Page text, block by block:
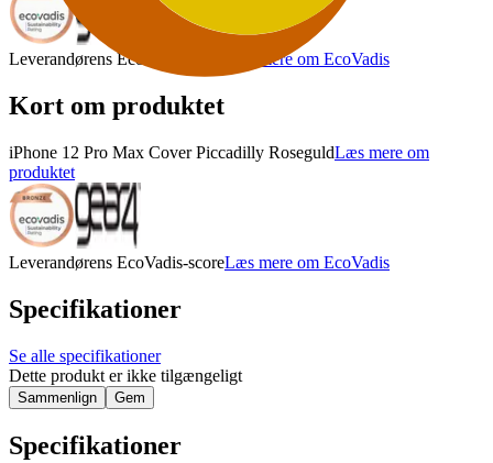
Leverandørens EcoVadis-score Læs mere om EcoVadis
Kort om produktet
iPhone 12 Pro Max Cover Piccadilly RoseguldLæs mere om
produktet
Leverandørens EcoVadis-scoreLæs mere om EcoVadis
Specifikationer
Se alle specifikationer
Dette produkt er ikke tilgængeligt
Sammenlign Gem
Specifikationer